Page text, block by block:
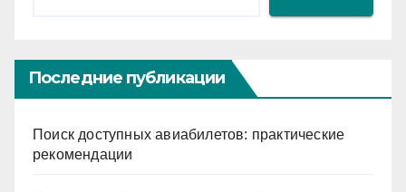
Последние публикации
Поиск доступных авиабилетов: практические
рекомендации